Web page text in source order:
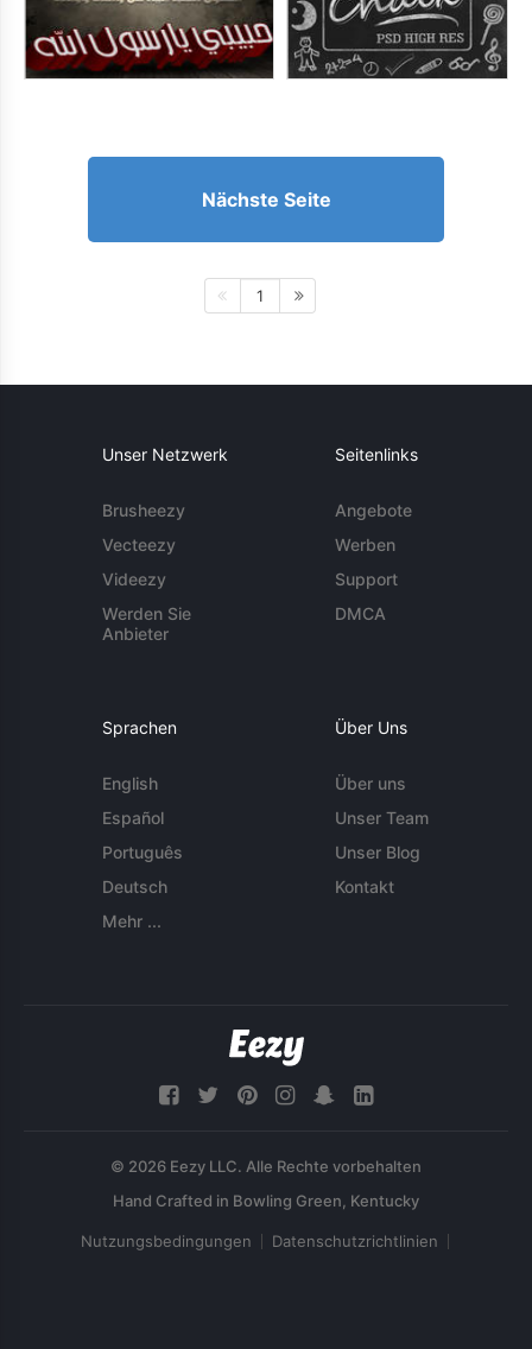
Nächste Seite
1
Unser Netzwerk
Brusheezy
Vecteezy
Videezy
Werden Sie
Anbieter
Seitenlinks
Angebote
Werben
Support
DMCA
Sprachen
English
Español
Português
Deutsch
Mehr ...
Über Uns
Über uns
Unser Team
Unser Blog
Kontakt
© 2026 Eezy LLC. Alle Rechte vorbehalten
Nutzungsbedingungen Datenschutzrichtlinien